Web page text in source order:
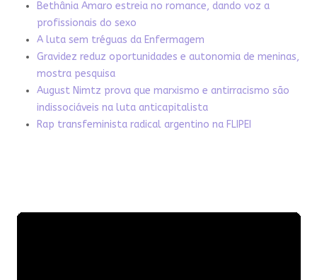
Bethânia Amaro estreia no romance, dando voz a
profissionais do sexo
A luta sem tréguas da Enfermagem
Gravidez reduz oportunidades e autonomia de meninas,
mostra pesquisa
August Nimtz prova que marxismo e antirracismo são
indissociáveis na luta anticapitalista
Rap transfeminista radical argentino na FLIPEI